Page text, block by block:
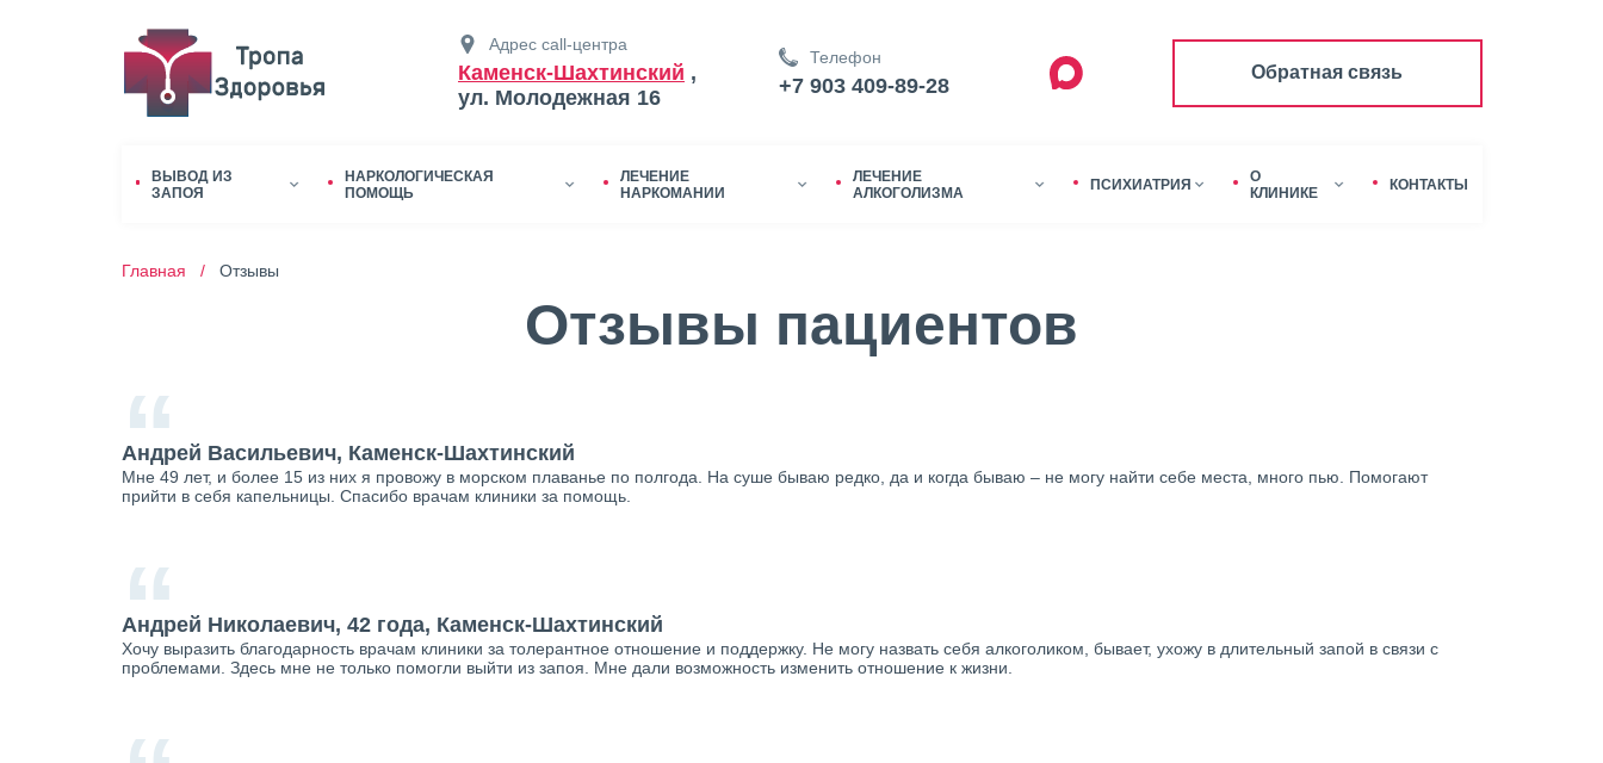
Адрес call-центра
Каменск-Шахтинский ,
ул. Молодежная 16
Телефон
+7 903 409-89-28
Обратная связь
ВЫВОД ИЗ
ЗАПОЯ
НАРКОЛОГИЧЕСКАЯ
ПОМОЩЬ
ЛЕЧЕНИЕ
НАРКОМАНИИ
ЛЕЧЕНИЕ
АЛКОГОЛИЗМА
ПСИХИАТРИЯ
О
КЛИНИКЕ
КОНТАКТЫ
Главная / Отзывы
Отзывы пациентов
“
Андрей Васильевич, Каменск-Шахтинский
Мне 49 лет, и более 15 из них я провожу в морском плаванье по полгода. На суше бываю редко, да и когда бываю – не могу найти себе места, много пью. Помогают
прийти в себя капельницы. Спасибо врачам клиники за помощь.
“
Андрей Николаевич, 42 года, Каменск-Шахтинский
Хочу выразить благодарность врачам клиники за толерантное отношение и поддержку. Не могу назвать себя алкоголиком, бывает, ухожу в длительный запой в связи с
проблемами. Здесь мне не только помогли выйти из запоя. Мне дали возможность изменить отношение к жизни.